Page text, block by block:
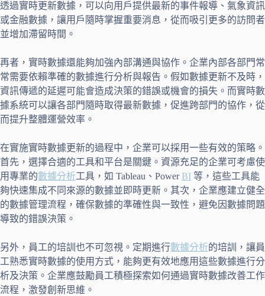
透過實時更新數據，可以向用戶提供最新的事件報導、氣象資訊
或金融數據，讓用戶隨時掌握重要消息，從而吸引更多的訪問者
並增加滯留時間。
再者，實時數據還能夠加強內部溝通與協作。企業內部各部門常
常需要依賴準確的數據進行分析與報告。假如數據更新不及時，
資訊傳遞的延遲可能會造成決策的錯誤或機會的損失。而實時數
據系統可以讓各部門隨時取得最新數據，促進跨部門的協作，從
而提升整體運營效率。
在實施實時數據更新的過程中，企業可以採用一些有效的策略。
首先，選擇合適的工具和平台是關鍵。資源充足的企業可考慮使
用專業的數據分析工具，如 Tableau、PowerBI 等，這些工具能
夠快速集成不同來源的數據並即時更新。其次，企業應建立健全
的數據管理流程，確保數據的準確性與一致性，避免因數據問題
導致的錯誤決策。
另外，員工的培訓也不可忽視。定期進行數據分析的培訓，讓員
工熟悉實時數據的使用方式，能夠更有效地應用這些數據進行分
析及決策。企業應鼓勵員工積極探索如何通過實時數據改善工作
流程，激發創新思維。